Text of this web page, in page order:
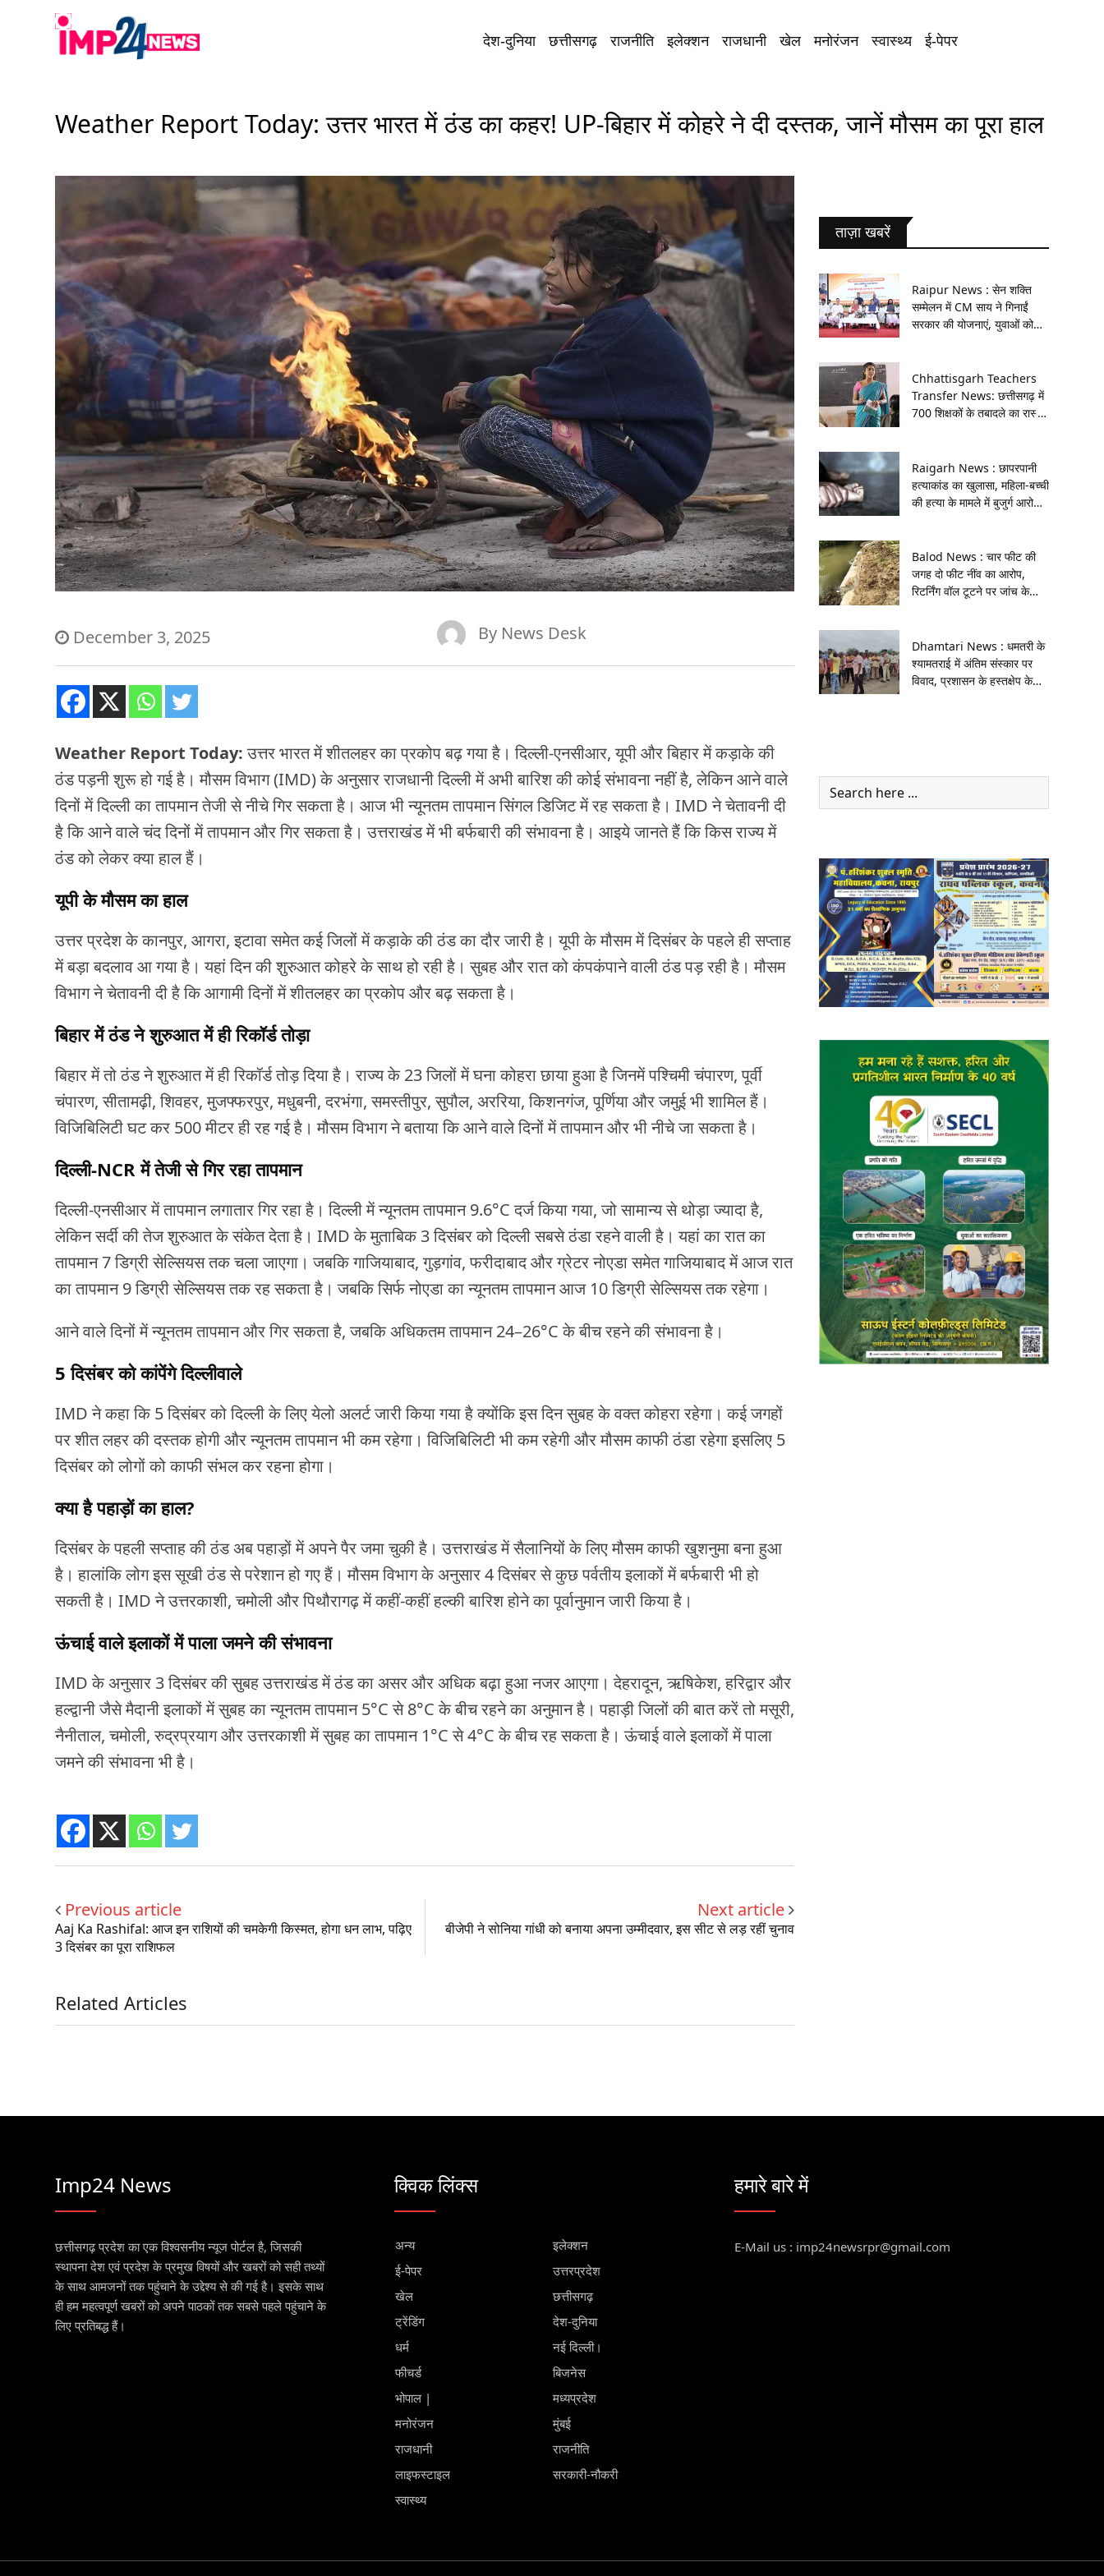
देश-दुनिया छत्तीसगढ़ राजनीति इलेक्शन राजधानी खेल मनोरंजन स्वास्थ्य ई-पेपर
Weather Report Today: उत्तर भारत में ठंड का कहर! UP-बिहार में कोहरे ने दी दस्तक, जानें मौसम का पूरा हाल
December 3, 2025 By News Desk
Weather Report Today:उत्तर भारत में शीतलहर का प्रकोप बढ़ गया है। दिल्ली-एनसीआर, यूपी और बिहार में कड़ाके की
ठंड पड़नी शुरू हो गई है। मौसम विभाग (IMD) के अनुसार राजधानी दिल्ली में अभी बारिश की कोई संभावना नहीं है, लेकिन आने वाले
दिनों में दिल्ली का तापमान तेजी से नीचे गिर सकता है। आज भी न्यूनतम तापमान सिंगल डिजिट में रह सकता है। IMD ने चेतावनी दी
है कि आने वाले चंद दिनों में तापमान और गिर सकता है। उत्तराखंड में भी बर्फबारी की संभावना है। आइये जानते हैं कि किस राज्य में
ठंड को लेकर क्या हाल हैं।
यूपी के मौसम का हाल
उत्तर प्रदेश के कानपुर, आगरा, इटावा समेत कई जिलों में कड़ाके की ठंड का दौर जारी है। यूपी के मौसम में दिसंबर के पहले ही सप्ताह
में बड़ा बदलाव आ गया है। यहां दिन की शुरुआत कोहरे के साथ हो रही है। सुबह और रात को कंपकंपाने वाली ठंड पड़ रही है। मौसम
विभाग ने चेतावनी दी है कि आगामी दिनों में शीतलहर का प्रकोप और बढ़ सकता है।
बिहार में ठंड ने शुरुआत में ही रिकॉर्ड तोड़ा
बिहार में तो ठंड ने शुरुआत में ही रिकॉर्ड तोड़ दिया है। राज्य के 23 जिलों में घना कोहरा छाया हुआ है जिनमें पश्चिमी चंपारण, पूर्वी
चंपारण, सीतामढ़ी, शिवहर, मुजफ्फरपुर, मधुबनी, दरभंगा, समस्तीपुर, सुपौल, अररिया, किशनगंज, पूर्णिया और जमुई भी शामिल हैं।
विजिबिलिटी घट कर 500 मीटर ही रह गई है। मौसम विभाग ने बताया कि आने वाले दिनों में तापमान और भी नीचे जा सकता है।
दिल्ली-NCR में तेजी से गिर रहा तापमान
दिल्ली-एनसीआर में तापमान लगातार गिर रहा है। दिल्ली में न्यूनतम तापमान 9.6°C दर्ज किया गया, जो सामान्य से थोड़ा ज्यादा है,
लेकिन सर्दी की तेज शुरुआत के संकेत देता है। IMD के मुताबिक 3 दिसंबर को दिल्ली सबसे ठंडा रहने वाली है। यहां का रात का
तापमान 7 डिग्री सेल्सियस तक चला जाएगा। जबकि गाजियाबाद, गुड़गांव, फरीदाबाद और ग्रेटर नोएडा समेत गाजियाबाद में आज रात
का तापमान 9 डिग्री सेल्सियस तक रह सकता है। जबकि सिर्फ नोएडा का न्यूनतम तापमान आज 10 डिग्री सेल्सियस तक रहेगा।
आने वाले दिनों में न्यूनतम तापमान और गिर सकता है, जबकि अधिकतम तापमान 24–26°C के बीच रहने की संभावना है।
5 दिसंबर को कांपेंगे दिल्लीवाले
IMD ने कहा कि 5 दिसंबर को दिल्ली के लिए येलो अलर्ट जारी किया गया है क्योंकि इस दिन सुबह के वक्त कोहरा रहेगा। कई जगहों
पर शीत लहर की दस्तक होगी और न्यूनतम तापमान भी कम रहेगा। विजिबिलिटी भी कम रहेगी और मौसम काफी ठंडा रहेगा इसलिए 5
दिसंबर को लोगों को काफी संभल कर रहना होगा।
क्या है पहाड़ों का हाल?
दिसंबर के पहली सप्ताह की ठंड अब पहाड़ों में अपने पैर जमा चुकी है। उत्तराखंड में सैलानियों के लिए मौसम काफी खुशनुमा बना हुआ
है। हालांकि लोग इस सूखी ठंड से परेशान हो गए हैं। मौसम विभाग के अनुसार 4 दिसंबर से कुछ पर्वतीय इलाकों में बर्फबारी भी हो
सकती है। IMD ने उत्तरकाशी, चमोली और पिथौरागढ़ में कहीं-कहीं हल्की बारिश होने का पूर्वानुमान जारी किया है।
ऊंचाई वाले इलाकों में पाला जमने की संभावना
IMD के अनुसार 3 दिसंबर की सुबह उत्तराखंड में ठंड का असर और अधिक बढ़ा हुआ नजर आएगा। देहरादून, ऋषिकेश, हरिद्वार और
हल्द्वानी जैसे मैदानी इलाकों में सुबह का न्यूनतम तापमान 5°C से 8°C के बीच रहने का अनुमान है। पहाड़ी जिलों की बात करें तो मसूरी,
नैनीताल, चमोली, रुद्रप्रयाग और उत्तरकाशी में सुबह का तापमान 1°C से 4°C के बीच रह सकता है। ऊंचाई वाले इलाकों में पाला
जमने की संभावना भी है।
Previous article
Aaj Ka Rashifal: आज इन राशियों की चमकेगी किस्मत, होगा धन लाभ, पढ़िए
3 दिसंबर का पूरा राशिफल
Next article
बीजेपी ने सोनिया गांधी को बनाया अपना उम्मीदवार, इस सीट से लड़ रहीं चुनाव
Related Articles
ताज़ा खबरें
Raipur News : सेन शक्ति
सम्मेलन में CM साय ने गिनाईं
सरकार की योजनाएं, युवाओं को
Chhattisgarh Teachers
Transfer News: छत्तीसगढ़ में
700 शिक्षकों के तबादले का रास्ता
Raigarh News : छापरपानी
हत्याकांड का खुलासा, महिला-बच्ची
की हत्या के मामले में बुजुर्ग आरोपी
Balod News : चार फीट की
जगह दो फीट नींव का आरोप,
रिटर्निंग वॉल टूटने पर जांच के
Dhamtari News : धमतरी के
श्यामतराई में अंतिम संस्कार पर
विवाद, प्रशासन के हस्तक्षेप के
Imp24 News
छत्तीसगढ़ प्रदेश का एक विश्वसनीय न्यूज पोर्टल है, जिसकी
स्थापना देश एवं प्रदेश के प्रमुख विषयों और खबरों को सही तथ्यों
के साथ आमजनों तक पहुंचाने के उद्देश्य से की गई है। इसके साथ
ही हम महत्वपूर्ण खबरों को अपने पाठकों तक सबसे पहले पहुंचाने के
लिए प्रतिबद्ध हैं।
क्विक लिंक्स
अन्य
इलेक्शन
ई-पेपर
उत्तरप्रदेश
खेल
छत्तीसगढ़
ट्रेंडिंग
देश-दुनिया
धर्म
नई दिल्ली।
फीचर्ड
बिजनेस
भोपाल |
मध्यप्रदेश
मनोरंजन
मुंबई
राजधानी
राजनीति
लाइफस्टाइल
सरकारी-नौकरी
स्वास्थ्य
हमारे बारे में
E-Mail us : imp24newsrpr@gmail.com